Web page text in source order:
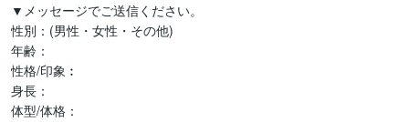
▼メッセージでご送信ください。
性別：(男性・女性・その他)
年齢：
性格/印象︰
身長：
体型/体格：